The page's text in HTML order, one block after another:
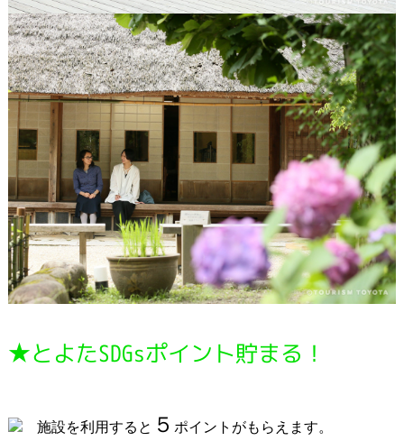
★とよたSDGsポイント貯まる！
施設を利用すると ５ ポイントがもらえます。